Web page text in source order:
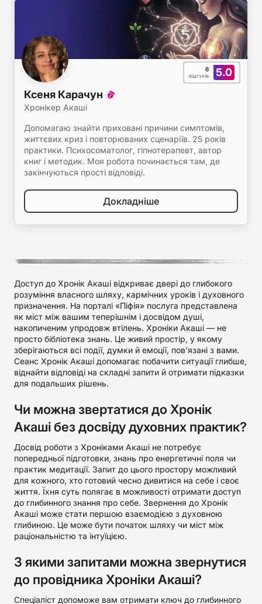
5.0
6
відгуків
Ксеня Карачун
Хронікер Акаші
Допомагаю знайти приховані причини симптомів,
життєвих криз і повторюваних сценаріїв. 25 років
практики. Психосоматолог, гіпнотерапевт, автор
книг і методик. Моя робота починається там, де
закінчуються прості відповіді.
Докладніше
Доступ до Хронік Акаші відкриває двері до глибокого
розуміння власного шляху, кармічних уроків і духовного
призначення. На порталі «Піфія» послуга представлена
як міст між вашим теперішнім і досвідом душі,
накопиченим упродовж втілень. Хроніки Акаші — не
просто бібліотека знань. Це живий простір, у якому
зберігаються всі події, думки й емоції, пов’язані з вами.
Сеанс Хронік Акаші допомагає побачити ситуації глибше,
віднайти відповіді на складні запити й отримати підказки
для подальших рішень.
Чи можна звертатися до Хронік
Акаші без досвіду духовних практик?
Досвід роботи з Хроніками Акаші не потребує
попередньої підготовки, знань про енергетичні поля чи
практик медитації. Запит до цього простору можливий
для кожного, хто готовий чесно дивитися на себе і своє
життя. Їхня суть полягає в можливості отримати доступ
до глибинного знання про себе. Звернення до Хронік
Акаші може стати першою взаємодією з духовною
глибиною. Це може бути початок шляху чи міст між
раціональністю та інтуїцією.
З якими запитами можна звернутися
до провідника Хроніки Акаші?
Спеціаліст допоможе вам отримати ключ до глибинного